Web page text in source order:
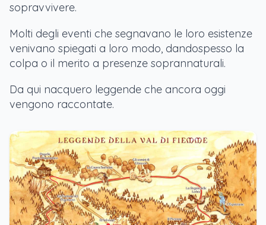
sopravvivere.
Molti degli eventi che segnavano le loro esistenze
venivano spiegati a loro modo, dandospesso la
colpa o il merito a presenze soprannaturali.
Da qui nacquero leggende che ancora oggi
vengono raccontate.